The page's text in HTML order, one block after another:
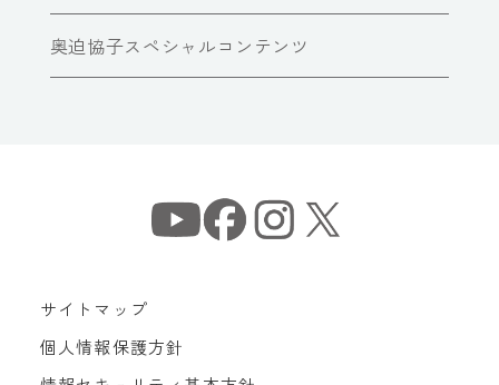
奥迫協子スペシャルコンテンツ
サイトマップ
個人情報保護方針